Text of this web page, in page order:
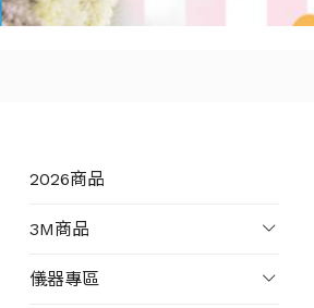
2026商品
3M商品
儀器專區